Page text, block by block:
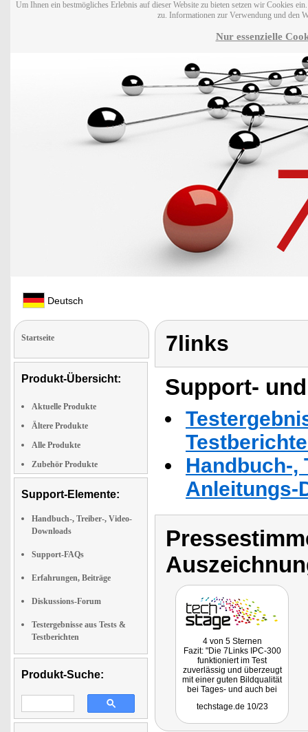
Um Ihnen ein bestmögliches Erlebnis auf dieser Website zu bieten setzen wir Cookies
zu. Informationen zur Verwendung und den
Nur essenzielle
Deutsch
Startseite
Produkt-Übersicht:
Aktuelle Produkte
Ältere Produkte
Alle Produkte
Zubehör Produkte
Support-Elemente:
Handbuch-, Treiber-, Video-
Downloads
Support-FAQs
Erfahrungen, Beiträge
Diskussions-Forum
Testergebnisse aus Tests &
Testberichten
Produkt-Suche:
7links
Support-
Handbuch-,
Anleitungs-
4 von 5 Sternen
Fazit: "Die 7Links IPC-300
funktioniert im Test
zuverlässig und überzeugt
mit einer guten Bildqualität
bei Tages- und auch bei
auch die intuitive
techstage.de 10/23